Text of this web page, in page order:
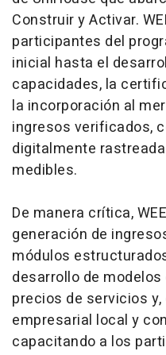
Construir y Activar.
participantes del
inicial hasta el
capacidades, la
la incorporación al
ingresos verificados,
digitalmente
medibles.
De manera crítica,
generación de
módulos
desarrollo de
precios de servicios
empresarial local y
capacitando a los